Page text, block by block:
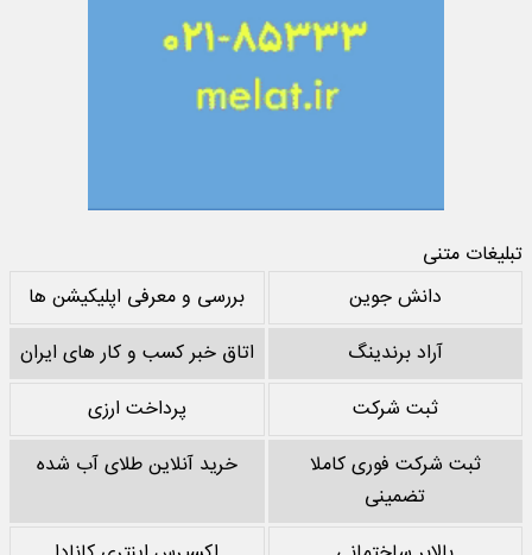
تبلیغات متنی
دانش جوین
بررسی و معرفی اپلیکیشن ها
آراد برندینگ
اتاق خبر کسب و کار های ایران
ثبت شرکت
پرداخت ارزی
ثبت شرکت فوری کاملا
تضمینی
خرید آنلاین طلای آب شده